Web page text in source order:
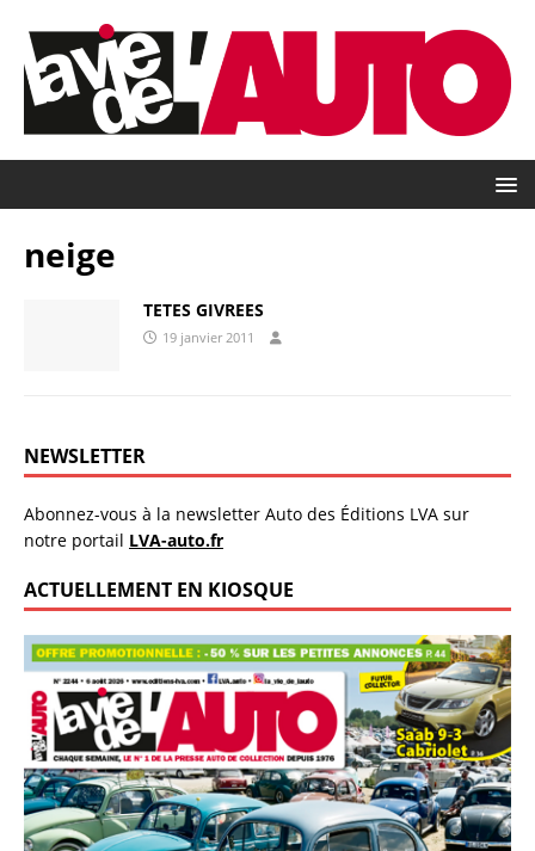
neige
TETES GIVREES
19 janvier 2011
NEWSLETTER
Abonnez-vous à la newsletter Auto des Éditions LVA sur
notre portail LVA-auto.fr
ACTUELLEMENT EN KIOSQUE